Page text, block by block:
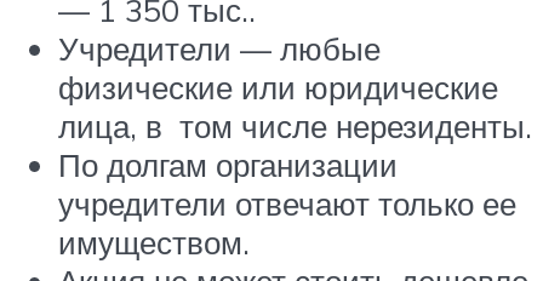
— 1 350 тыс..
Учредители — любые
физические или юридические
лица, в том числе нерезиденты.
По долгам организации
учредители отвечают только ее
имуществом.